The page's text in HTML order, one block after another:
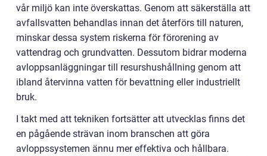
vår miljö kan inte överskattas. Genom att säkerställa att
avfallsvatten behandlas innan det återförs till naturen,
minskar dessa system riskerna för förorening av
vattendrag och grundvatten. Dessutom bidrar moderna
avloppsanläggningar till resurshushållning genom att
ibland återvinna vatten för bevattning eller industriellt
bruk.
I takt med att tekniken fortsätter att utvecklas finns det
en pågående strävan inom branschen att göra
avloppssystemen ännu mer effektiva och hållbara.